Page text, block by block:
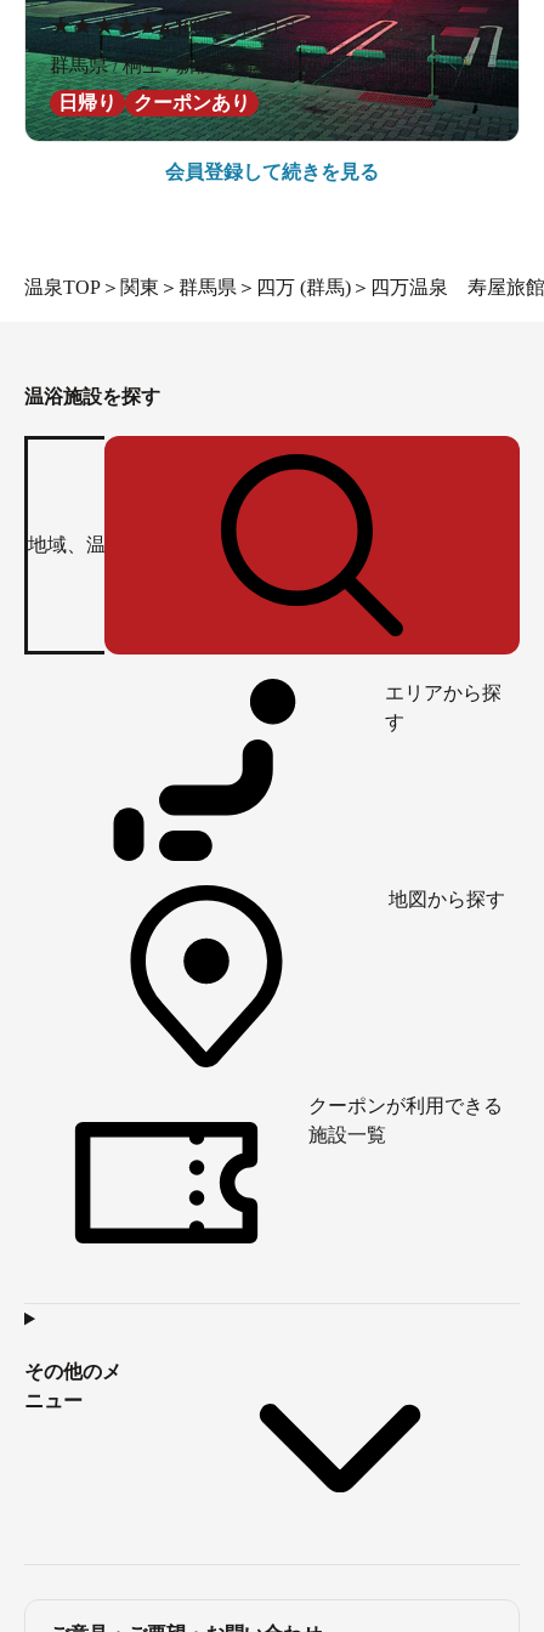
★★★★★4.180件の口コミ
群馬県 / 桐生 / 新伊勢崎駅2.8km
日帰り
クーポンあり
会員登録して続きを見る
温泉TOP ＞ 関東 ＞ 群馬県 ＞ 四万 (群馬) ＞ 四万温泉 寿屋旅
温浴施設を探す
エリアから探
す
地図から探す
クーポンが利用できる
施設一覧
その他のメ
ニュー